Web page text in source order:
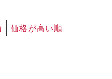
価格が高い順